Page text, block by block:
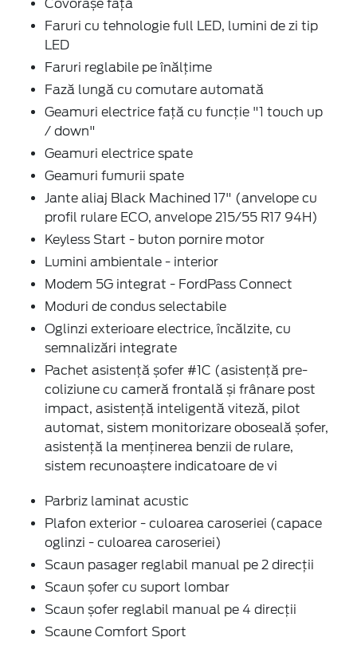
Covorașe față
Faruri cu tehnologie full LED, lumini de zi tip
LED
Faruri reglabile pe înălțime
Fază lungă cu comutare automată
Geamuri electrice față cu funcție "1 touch up
/ down"
Geamuri electrice spate
Geamuri fumurii spate
Jante aliaj Black Machined 17" (anvelope cu
profil rulare ECO, anvelope 215/55 R17 94H)
Keyless Start - buton pornire motor
Lumini ambientale - interior
Modem 5G integrat - FordPass Connect
Moduri de condus selectabile
Oglinzi exterioare electrice, încălzite, cu
semnalizări integrate
Pachet asistență șofer #1C (asistență pre-
coliziune cu cameră frontală și frânare post
impact, asistență inteligentă viteză, pilot
automat, sistem monitorizare oboseală șofer,
asistență la menținerea benzii de rulare,
sistem recunoaștere indicatoare de vi
Parbriz laminat acustic
Plafon exterior - culoarea caroseriei (capace
oglinzi - culoarea caroseriei)
Scaun pasager reglabil manual pe 2 direcții
Scaun șofer cu suport lombar
Scaun șofer reglabil manual pe 4 direcții
Scaune Comfort Sport